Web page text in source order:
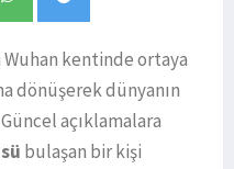
Wuhan kentinde ortaya
dönüşerek dünyanın
açıklamalara
bulaşan bir kişi